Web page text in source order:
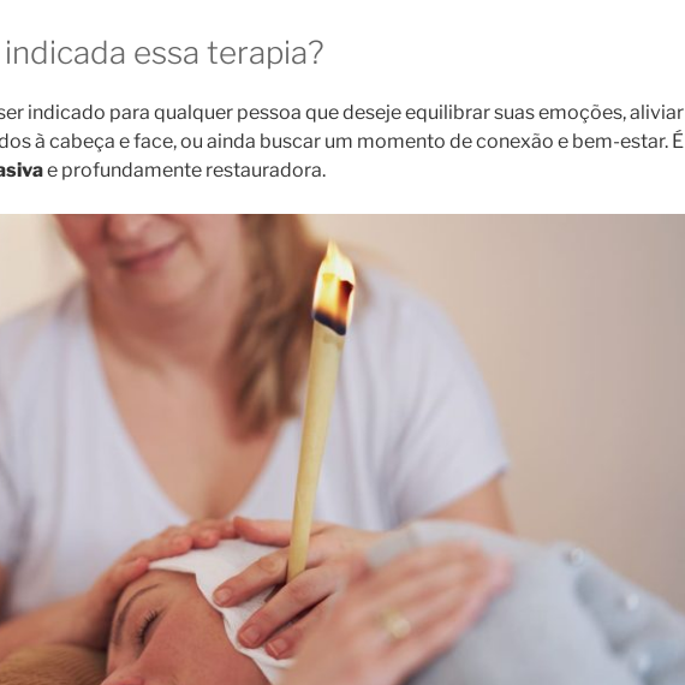
essa terapia?
indicado para qualquer pessoa que deseje equilibrar suas emoções, aliviar
à cabeça e face, ou ainda buscar um momento de conexão e bem-estar. É
e profundamente restauradora.